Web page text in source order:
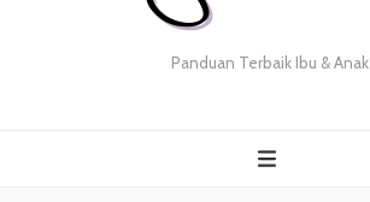
Panduan Terbaik Ibu & Anak